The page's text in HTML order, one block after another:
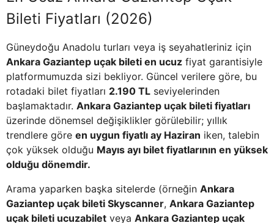
Bileti Fiyatları (2026)
Güneydoğu Anadolu turları veya iş seyahatleriniz için
Ankara Gaziantep uçak bileti en ucuz fiyat garantisiyle
platformumuzda sizi bekliyor. Güncel verilere göre, bu
rotadaki bilet fiyatları 2.190 TL seviyelerinden
başlamaktadır. Ankara Gaziantep uçak bileti fiyatları
üzerinde dönemsel değişiklikler görülebilir; yıllık
trendlere göre en uygun fiyatlı ay Haziran iken, talebin
çok yüksek olduğu Mayıs ayı bilet fiyatlarının en yüksek
olduğu dönemdir.
Arama yaparken başka sitelerde (örneğin Ankara
Gaziantep uçak bileti Skyscanner, Ankara Gaziantep
uçak bileti ucuzabilet veya Ankara Gaziantep uçak